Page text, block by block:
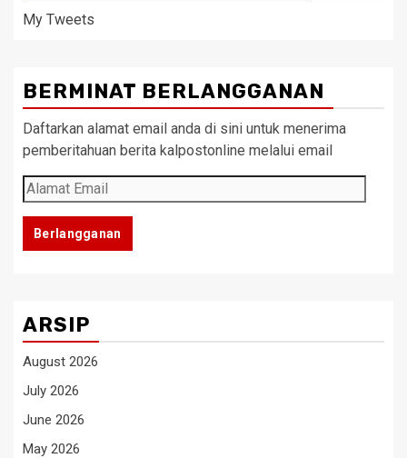
My Tweets
BERMINAT BERLANGGANAN
Daftarkan alamat email anda di sini untuk menerima
pemberitahuan berita kalpostonline melalui email
Alamat
Email
Berlangganan
ARSIP
August 2026
July 2026
June 2026
May 2026